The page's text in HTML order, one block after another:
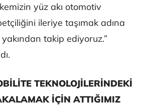
yüz akı otomotiv
ileriye taşımak adına
takip ediyoruz.”
TEKNOLOJİLERİNDEKİ
İÇİN ATTIĞIMIZ